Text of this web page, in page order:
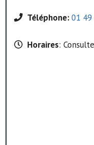
Téléphone:01
Horaires: